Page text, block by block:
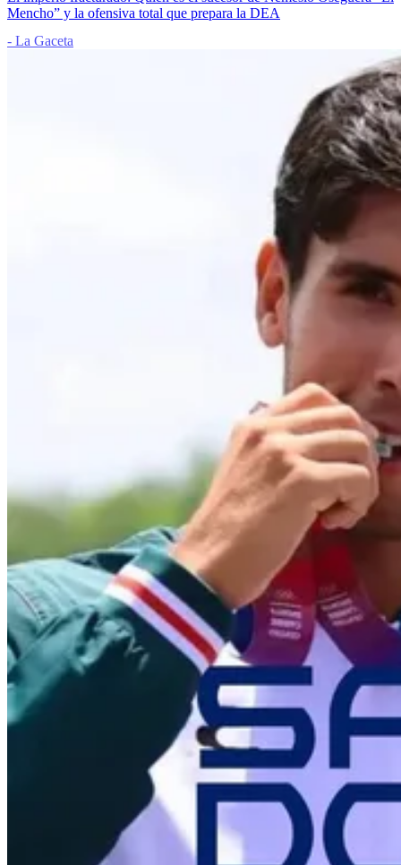
Mencho” y la ofensiva total que prepara la DEA
- La Gaceta